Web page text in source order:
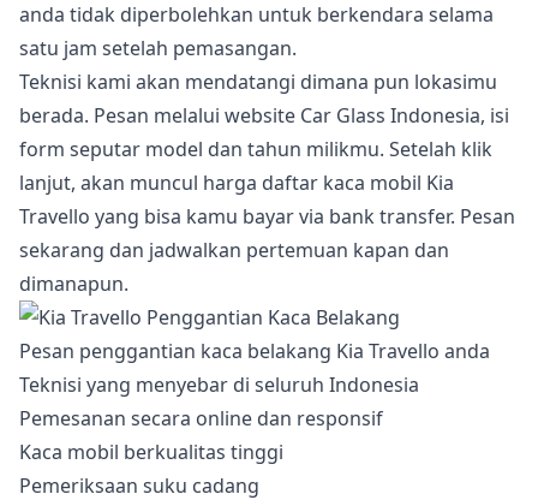
anda tidak diperbolehkan untuk berkendara selama
satu jam setelah pemasangan.
Teknisi kami akan mendatangi dimana pun lokasimu
berada. Pesan melalui website Car Glass Indonesia, isi
form seputar model dan tahun milikmu. Setelah klik
lanjut, akan muncul harga daftar kaca mobil Kia
Travello yang bisa kamu bayar via bank transfer. Pesan
sekarang dan jadwalkan pertemuan kapan dan
dimanapun.
Pesan penggantian kaca belakang Kia Travello anda
Teknisi yang menyebar di seluruh Indonesia
Pemesanan secara online dan responsif
Kaca mobil berkualitas tinggi
Pemeriksaan suku cadang